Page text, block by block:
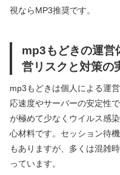
視ならMP3推奨です。
mp3もどきの運営
営リスクと対策の
mp3もどきは個人による運
応速度やサーバーの安定性
が極めて少なくウイルス感
心材料です。セッション待
もありますが、多くは混雑
っています。